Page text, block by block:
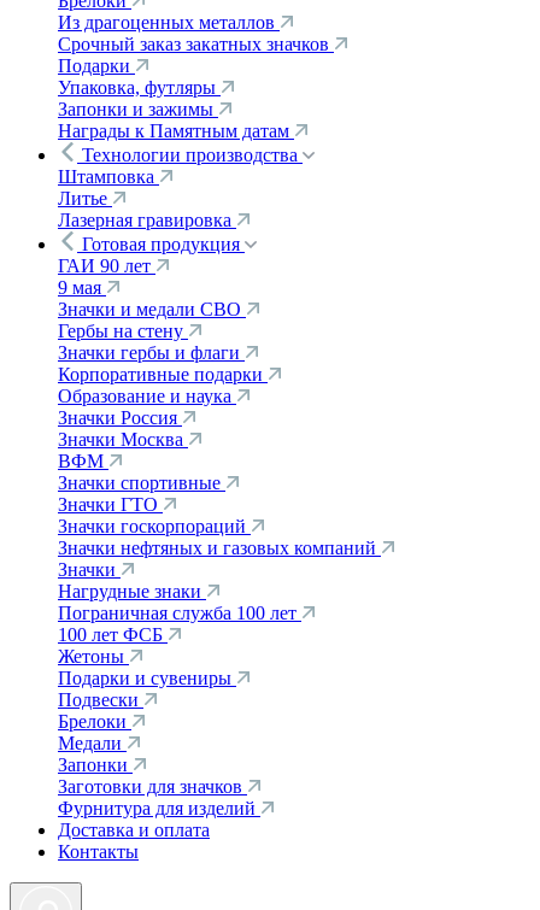
Из драгоценных металлов
Срочный заказ закатных значков
Подарки
Упаковка, футляры
Запонки и зажимы
Награды к Памятным датам
Технологии производства
Штамповка
Литье
Лазерная гравировка
Готовая продукция
ГАИ 90 лет
9 мая
Значки и медали СВО
Гербы на стену
Значки гербы и флаги
Корпоративные подарки
Образование и наука
Значки Россия
Значки Москва
ВФМ
Значки спортивные
Значки ГТО
Значки госкорпораций
Значки нефтяных и газовых компаний
Значки
Нагрудные знаки
Пограничная служба 100 лет
100 лет ФСБ
Жетоны
Подарки и сувениры
Подвески
Брелоки
Медали
Запонки
Заготовки для значков
Фурнитура для изделий
Доставка и оплата
Контакты